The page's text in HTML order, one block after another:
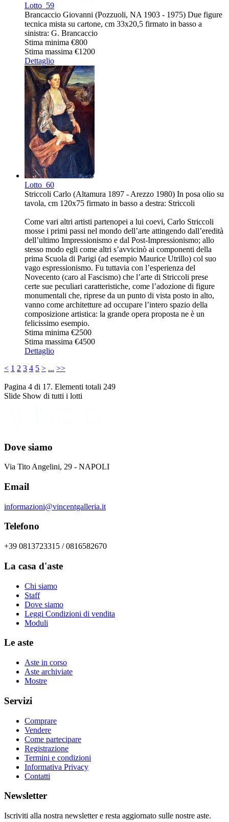
Lotto 59
Brancaccio Giovanni (Pozzuoli, NA 1903 - 1975) Due figure
tecnica mista su cartone, cm 33x20,5 firmato in basso a
sinistra: G. Brancaccio
Stima minima €800
Stima massima €1200
Dettaglio
Lotto 60
Striccoli Carlo (Altamura 1897 - Arezzo 1980) In posa olio su
tavola, cm 120x75 firmato in basso a destra: Striccoli
Come vari altri artisti partenopei a lui coevi, Carlo Striccoli
mosse i primi passi nel mondo dell’arte attingendo dall’eredità
dell’ultimo Impressionismo e dal Post-Impressionismo; allo
stesso modo egli come altri s’avvicinò ai componenti della
prima Scuola di Parigi (ad esempio Maurice Utrillo) col suo
vago espressionismo. Fu tuttavia con l’esperienza del
Novecento (caro al Fascismo) che l’arte di Striccoli prese
certe sue peculiari caratteristiche, come l’adozione di figure
monumentali che, riprese da un punto di vista posto in alto,
vanno come architetture ad occupare l’intero spazio della
composizione artistica: la grande opera proposta ne è un
felicissimo esempio.
Stima minima €2500
Stima massima €4500
Dettaglio
< 1 2 3 4 5 > ... >>
Pagina 4 di 17. Elementi totali 249
Slide Show di tutti i lotti
Dove siamo
Via Tito Angelini, 29 - NAPOLI
Email
informazioni@vincentgalleria.it
Telefono
+39 0813723315 / 0816582670
La casa d'aste
Chi siamo
Staff
Dove siamo
Leggi Condizioni di vendita
Moduli
Le aste
Aste in corso
Aste archiviate
Mostre
Servizi
Comprare
Vendere
Come partecipare
Registrazione
Termini e condizioni
Informativa Privacy
Contatti
Newsletter
Iscriviti alla nostra newsletter e resta aggiornato sulle nostre aste.